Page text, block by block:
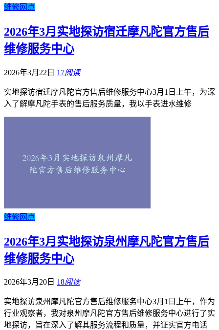
维修网点
2026年3月实地探访宿迁摩凡陀官方售后
维修服务中心
2026年3月22日 17阅读
实地探访宿迁摩凡陀官方售后维修服务中心3月1日上午，为深
入了解摩凡陀手表的售后服务质量，我以手表进水维修
维修网点
2026年3月实地探访泉州摩凡陀官方售后
维修服务中心
2026年3月20日 18阅读
实地探访泉州摩凡陀官方售后维修服务中心3月1日上午，作为
行业观察者，我对泉州摩凡陀官方售后维修服务中心进行了实
地探访，旨在深入了解其服务流程和质量，并证实官方电话